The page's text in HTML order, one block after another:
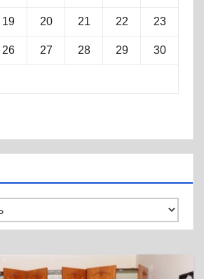
19 20 21 22 23
26 27 28 29 30